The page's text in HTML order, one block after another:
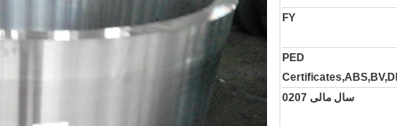
FY
PED
سال مالی 0207